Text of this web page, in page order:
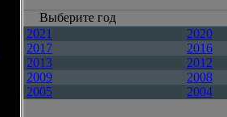
Выберите год
2021
2020
2017
2016
2013
2012
2009
2008
2005
2004